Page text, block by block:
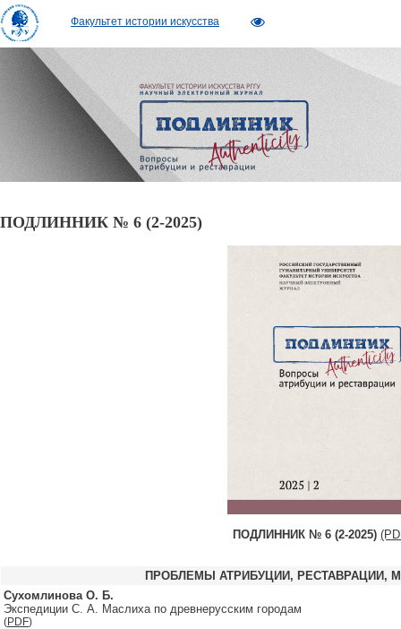
Факультет истории искусства
ПОДЛИННИК № 6 (2-2025)
ПОДЛИННИК № 6 (2-2025)
ПРОБЛЕМЫ АТРИБУЦИИ, РЕСТАВРАЦИИ,
Сухомлинова О. Б.
Экспедиции С. А. Маслиха по древнерусским городам
(PDF)